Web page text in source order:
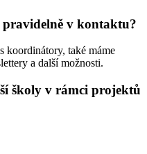
pravidelně v kontaktu?
koordinátory, také máme
a další možnosti.
školy v rámci projektů